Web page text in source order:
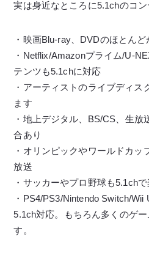
実は身近なところに5.1chのコ
・映画Blu-ray、DVDのほとん
・Netflix/Amazonプライム/U-
テンツも5.1chに対応
・アーティストのライブディス
ます
・地上デジタル、BS/CS、生
合あり
・オリンピックやワールドカ
放送
・サッカーやプロ野球も5.1chで
・PS4/PS3/Nintendo Switch/
5.1ch対応。もちろん多くのゲ
す。